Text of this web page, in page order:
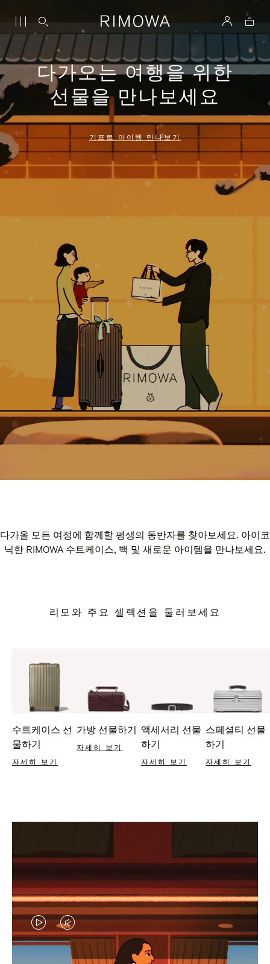
다가오는 여행을 위한
선물을 만나보세요
기프트 아이템 만나보기
다가올 모든 여정에 함께할 평생의 동반자를 찾아보세요. 아이코
닉한 RIMOWA 수트케이스, 백 및 새로운 아이템을 만나보세요.
리모와 주요 셀렉션을 둘러보세요
수트케이스 선
물하기
자세히 보기
가방 선물하기
자세히 보기
액세서리 선물
하기
자세히 보기
스페셜티 선물
하기
자세히 보기
VIDEO
IS
VIDEO
IS